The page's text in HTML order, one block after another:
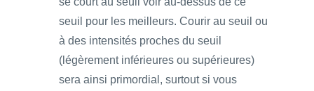
seuil pour les meilleurs. Courir au seuil ou
à des intensités proches du seuil
(légèrement inférieures ou supérieures)
sera ainsi primordial, surtout si vous